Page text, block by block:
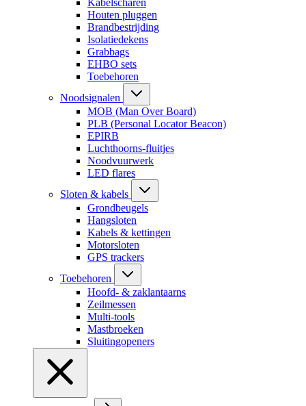
Kabelscharen
Houten pluggen
Brandbestrijding
Isolatiedekens
Grabbags
EHBO sets
Toebehoren
Noodsignalen
MOB (Man Over Board)
PLB (Personal Locator Beacon)
EPIRB
Luchthoorns-fluitjes
Noodvuurwerk
LED flares
Sloten & kabels
Grondbeugels
Hangsloten
Kabels & kettingen
Motorsloten
GPS trackers
Toebehoren
Hoofd- & zaklantaarns
Zeilmessen
Multi-tools
Mastbroeken
Sluitingopeners